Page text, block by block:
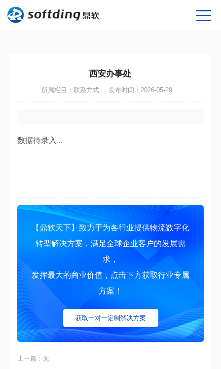
西安办事处
所属栏目：联系方式 发布时间：2026-05-29
数据待录入...
【鼎软天下】致力于为各行业提供物流数字化
转型解决方案，满足全球企业客户的发展需
求，
发挥最大的商业价值，点击下方获取行业专属
方案！
获取一对一定制解决方案
上一篇：无